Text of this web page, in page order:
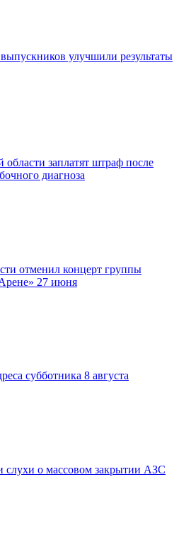
улучшили результаты
заплатят штраф после
диагноза
отменил концерт группы
27 июня
субботника 8 августа
слухи о массовом закрытии АЗС